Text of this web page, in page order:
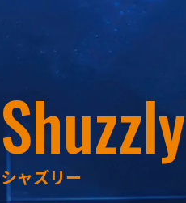
Shuzzly
シャズリー